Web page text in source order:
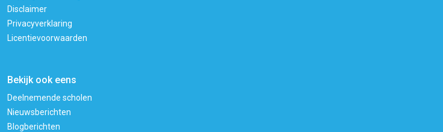
Disclaimer
Privacyverklaring
Licentievoorwaarden
Bekijk ook eens
Deelnemende scholen
Nieuwsberichten
Blogberichten